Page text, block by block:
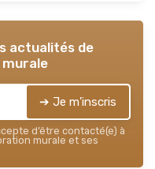
actualités de
➔ Je m'inscris
d’être contacté(e) à
murale et ses